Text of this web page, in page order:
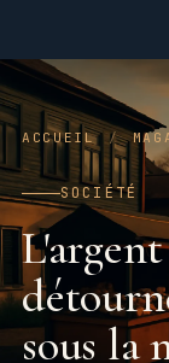
ACCUEIL /
SOCIÉTÉ
sous la